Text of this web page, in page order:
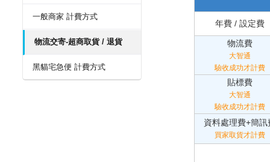
一般商家 計費方式
物流交寄-超商取貨 / 退貨
黑貓宅急便 計費方式
年費 / 設定費
物流費
大智通
驗收成功才計費
貼標費
大智通
驗收成功才計費
資料處理費+簡訊
買家取貨才計費